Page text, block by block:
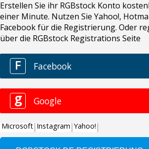
Erstellen Sie ihr RGBstock Konto
einer Minute. Nutzen Sie Yahoo!,
Facebook für die Registrierung. Oder
über die RGBstock Registrations Seite
F Facebook
g Google
Microsoft Instagram Yahoo!